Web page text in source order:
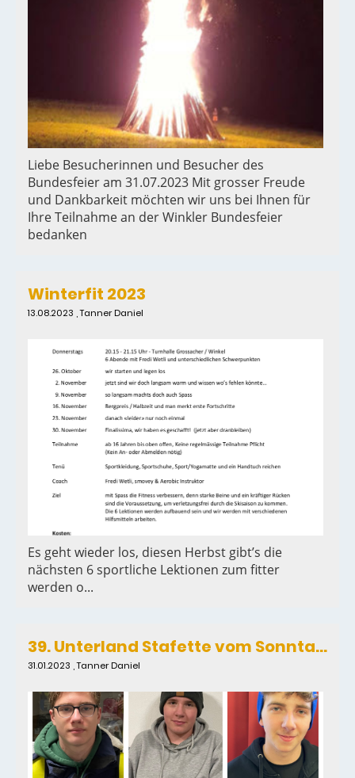
Liebe Besucherinnen und Besucher des
Bundesfeier am 31.07.2023 Mit grosser Freude
und Dankbarkeit möchten wir uns bei Ihnen für
Ihre Teilnahme an der Winkler Bundesfeier
bedanken
Winterfit 2023
13.08.2023 , Tanner Daniel
Es geht wieder los, diesen Herbst gibt’s die
nächsten 6 sportliche Lektionen zum fitter
werden o...
39. Unterland Stafette vom Sonntag 29. Januar 2023
31.01.2023 , Tanner Daniel